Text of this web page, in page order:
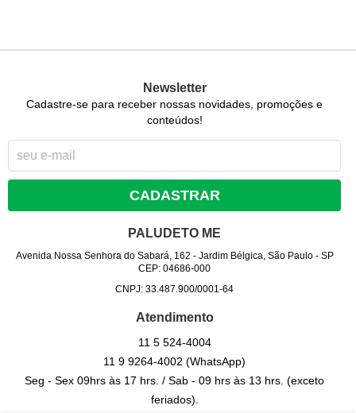
Newsletter
Cadastre-se para receber nossas novidades, promoções e
conteúdos!
CADASTRAR
PALUDETO ME
Avenida Nossa Senhora do Sabará, 162 - Jardim Bélgica, São Paulo- SP
CEP: 04686-000
CNPJ: 33.487.900/0001-64
Atendimento
11 5524-4004
11 9 9264-4002(WhatsApp)
Seg - Sex 09hrs às 17 hrs. / Sab - 09 hrs às 13 hrs. (exceto
feriados).